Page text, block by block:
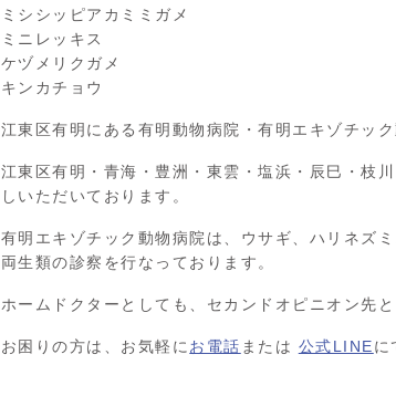
ミシシッピアカミミガメ
ミニレッキス
ケヅメリクガメ
キンカチョウ
江東区有明にある有明動物病院・有明エキゾチック
江東区有明・青海・豊洲・東雲・塩浜・辰巳・枝
しいただいております。
有明エキゾチック動物病院は、ウサギ、ハリネズ
両生類の診察を行なっております。
ホームドクターとしても、セカンドオピニオン先
お困りの方は、お気軽に お電話 または 公式LINEに